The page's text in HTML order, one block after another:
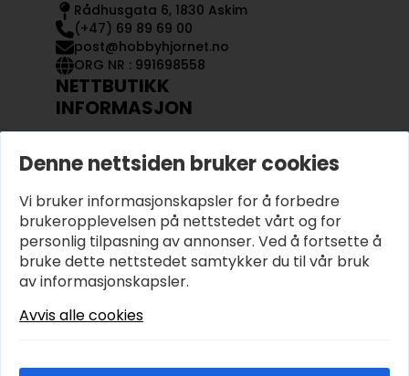
Rådhusgata 6, 1830 Askim
(+47) 69 89 69 00
post@hobbyhjornet.no
ORG NR : 991698558
NETTBUTIKK
INFORMASJON
OM OSS
KJØPSVILKÅR OG BETINGELSER
PERSONVERN
Denne nettsiden bruker cookies
Vi bruker informasjonskapsler for å forbedre
brukeropplevelsen på nettstedet vårt og for
personlig tilpasning av annonser. Ved å fortsette å
bruke dette nettstedet samtykker du til vår bruk
av informasjonskapsler.
Avvis alle cookies